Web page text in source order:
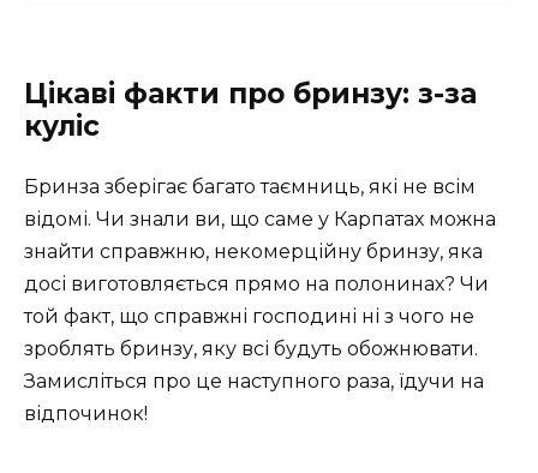
Цікаві факти про бринзу: з-за
куліс
Бринза зберігає багато таємниць, які не всім
відомі. Чи знали ви, що саме у Карпатах можна
знайти справжню, некомерційну бринзу, яка
досі виготовляється прямо на полонинах? Чи
той факт, що справжні господині ні з чого не
зроблять бринзу, яку всі будуть обожнювати.
Замисліться про це наступного раза, їдучи на
відпочинок!